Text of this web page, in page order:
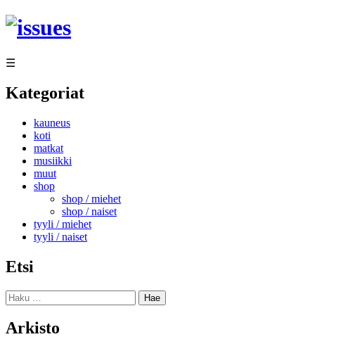
Siirry
sisältöön
☰
Kategoriat
kauneus
koti
matkat
musiikki
muut
shop
shop / miehet
shop / naiset
tyyli / miehet
tyyli / naiset
Etsi
Haku:
Arkisto